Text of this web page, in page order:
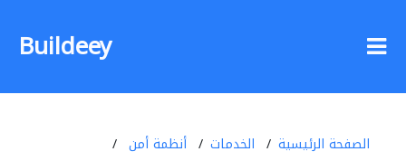
Buildeey
الصفحة الرئيسية الخدمات
أنظمة أمن